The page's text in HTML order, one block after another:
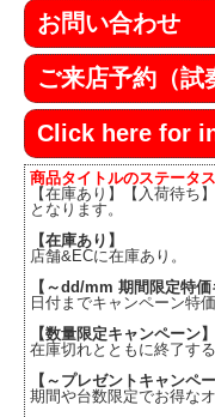
お問い合わせ
ご来店予約（試
Click here for
商品タイトルのステータ
【在庫あり】【入荷待ち
となります。
【在庫あり】
店舗&ECに在庫あり。
【～dd/mm 期間限定特価
日付までキャンペーン特
【数量限定キャンペーン】
在庫切れとともに終了す
【～プレゼントキャンペー
期間や台数限定でお得な